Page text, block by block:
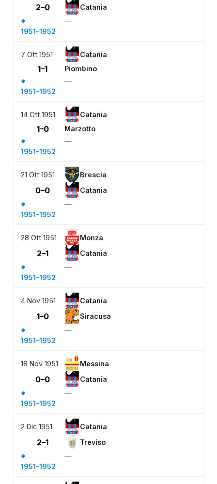
2–0 Catania
●
—
1951-1952
7 Ott 1951 Catania
1–1 Piombino
●
—
1951-1952
14 Ott 1951 Catania
1–0 Marzotto
●
—
1951-1952
21 Ott 1951 Brescia
0–0 Catania
●
—
1951-1952
28 Ott 1951 Monza
2–1 Catania
●
—
1951-1952
4 Nov 1951 Catania
1–0 Siracusa
●
—
1951-1952
18 Nov 1951 Messina
0–0 Catania
●
—
1951-1952
2 Dic 1951 Catania
2–1 Treviso
●
—
1951-1952